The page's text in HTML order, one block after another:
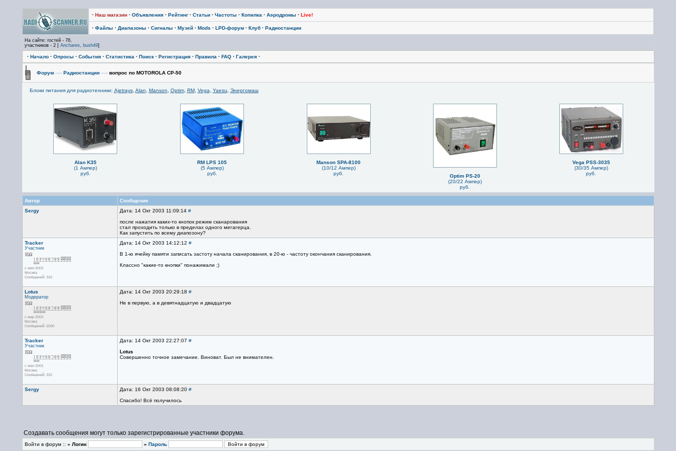
· Наш магазин· Объявления· Рейтинг· Статьи· Частоты · Копилка · Аэродромы · Live!
· Файлы · Диапазоны · Сигналы · Музей· Mods · LPD-форум· Клуб· Радиостанции
На сайте: гостей - 76,
участников - 2 [ Anchares, bush49]
· Начало· Опросы · События· Статистика · Поиск· Регистрация· Правила · FAQ· Галерея·
Форум —› Радиостанции —›вопрос по MOTOROLA CP-50
Блоки питания для радиотехники: Ajetrays, Alan Manson Optim, RM, Vega Yaesu Энергомаш
Alan K35
(1 Ампер)
руб.
RM LPS 105
(5 Ампер)
руб.
Manson SPA-8100
(10/12 Ампер)
руб.
Optim PS-20
(20/22 Ампер)
руб.
Vega PSS-3035
(30/35 Ампер)
руб.
Автор
Сообщение
Sergy
Дата: 14 Окт 2003 11:09:14 #
после нажатия каких-то кнопок режим сканарования
стал проходить только в пределах одного мегагерца.
Как запустить по всему диапозону?
Tracker
Участник
с июл 2003
Москва
Сообщений: 332
Дата: 14 Окт 2003 14:12:12 #
В 1-ю ячейку памяти записать застоту начала сканирования, в 20-ю - частоту окончания сканирования.
Классно "какие-то кнопки" понажимали ;)
Lotus
Модератор
с мар 2003
Москва
Сообщений: 2000
Дата: 14 Окт 2003 20:29:18 #
Не в первую, а в девятнадцатую и двадцатую
Tracker
Участник
с июл 2003
Москва
Сообщений: 332
Дата: 14 Окт 2003 22:27:07 #
Lotus
Совершенно точное замечание. Виноват. Был не внимателен.
Sergy Дата: 16 Окт 2003 08:08:20 #
Спасибо! Всё получилось
Создавать сообщения могут только зарегистрированные участники форума.
Войти в форум :: » Логин » Пароль